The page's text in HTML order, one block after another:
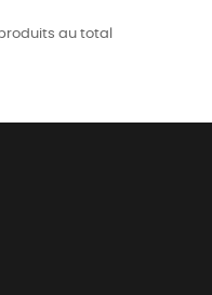
au total